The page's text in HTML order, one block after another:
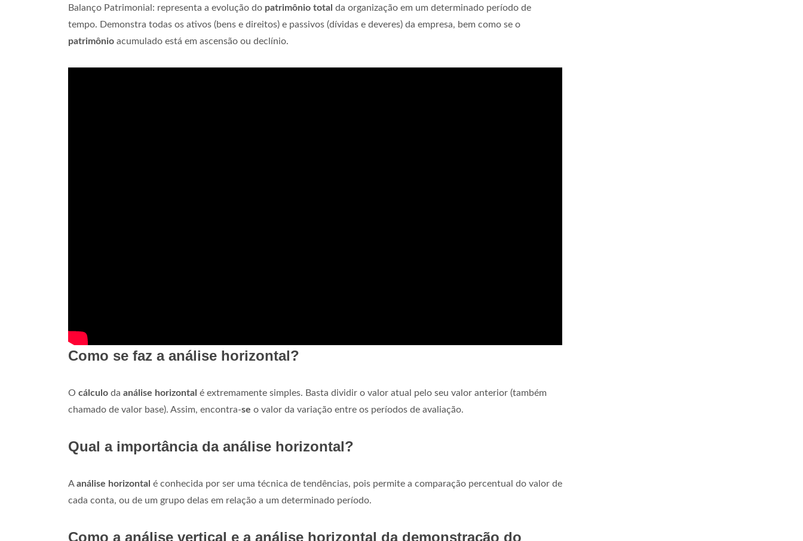
Balanço Patrimonial: representa a evolução do patrimônio total da organização em um determinado período de
tempo. Demonstra todas os ativos (bens e direitos) e passivos (dívidas e deveres) da empresa, bem como se o
patrimônio acumulado está em ascensão ou declínio.
Como se faz a análise horizontal?
O cálculo da análise horizontal é extremamente simples. Basta dividir o valor atual pelo seu valor anterior (também
chamado de valor base). Assim, encontra-se o valor da variação entre os períodos de avaliação.
Qual a importância da análise horizontal?
Aanálise horizontal é conhecida por ser uma técnica de tendências, pois permite a comparação percentual do valor de
cada conta, ou de um grupo delas em relação a um determinado período.
Como a análise vertical e a análise horizontal da demonstração do